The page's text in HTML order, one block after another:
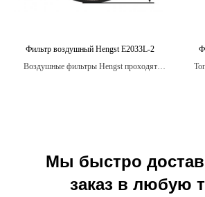
Фильтр воздушный Hengst E2033L-2
Воздушные фильтры Hengst проходят
Мы быстро
заказ в любую